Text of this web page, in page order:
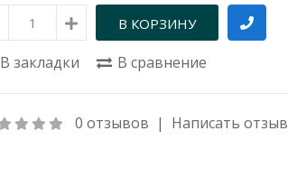
В закладки В сравнение
0 отзывов | Написать отзыв